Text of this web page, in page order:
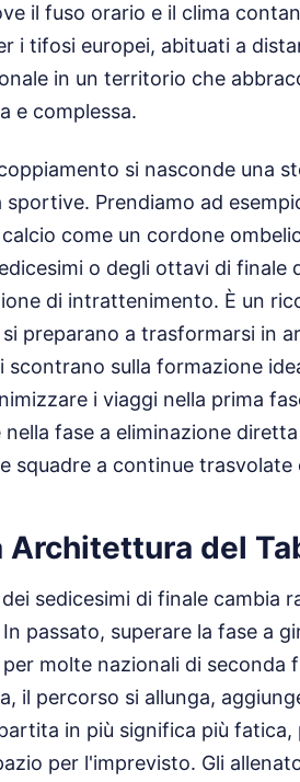
il fuso orario e il clima
i tifosi europei, abituati a
in un territorio che
e complessa.
si nasconde una
Prendiamo ad
come un cordone
o degli ottavi di finale
di intrattenimento. È un
preparano a trasformarsi in
scontrano sulla formazione
i viaggi nella prima
nella fase a eliminazione
squadre a continue trasvolate
Architettura del
sedicesimi di finale cambia
passato, superare la fase a
molte nazionali di seconda
il percorso si allunga,
in più significa più
per l'imprevisto. Gli